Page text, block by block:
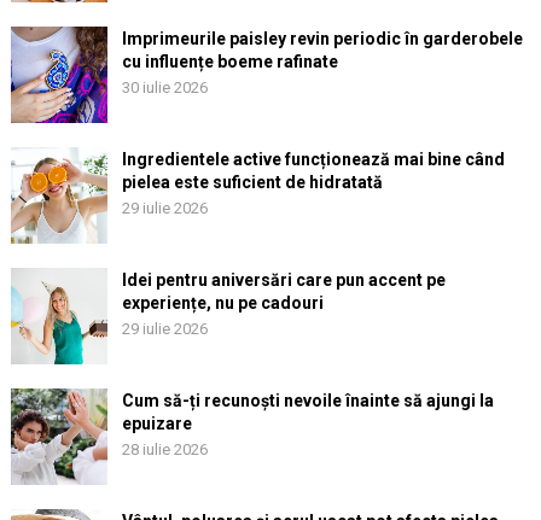
Imprimeurile paisley revin periodic în garderobele
cu influențe boeme rafinate
30 iulie 2026
Ingredientele active funcționează mai bine când
pielea este suficient de hidratată
29 iulie 2026
Idei pentru aniversări care pun accent pe
experiențe, nu pe cadouri
29 iulie 2026
Cum să-ți recunoști nevoile înainte să ajungi la
epuizare
28 iulie 2026